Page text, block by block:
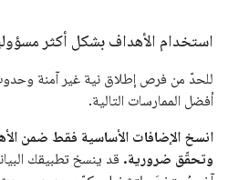
استخدام الأهداف بشكل أكثر
أفضل الممارسات التالية.
انسخ الإضافات الأساسية فقط ضمن
وتحقّق ضرورية. قد ينسخ تطبيقك